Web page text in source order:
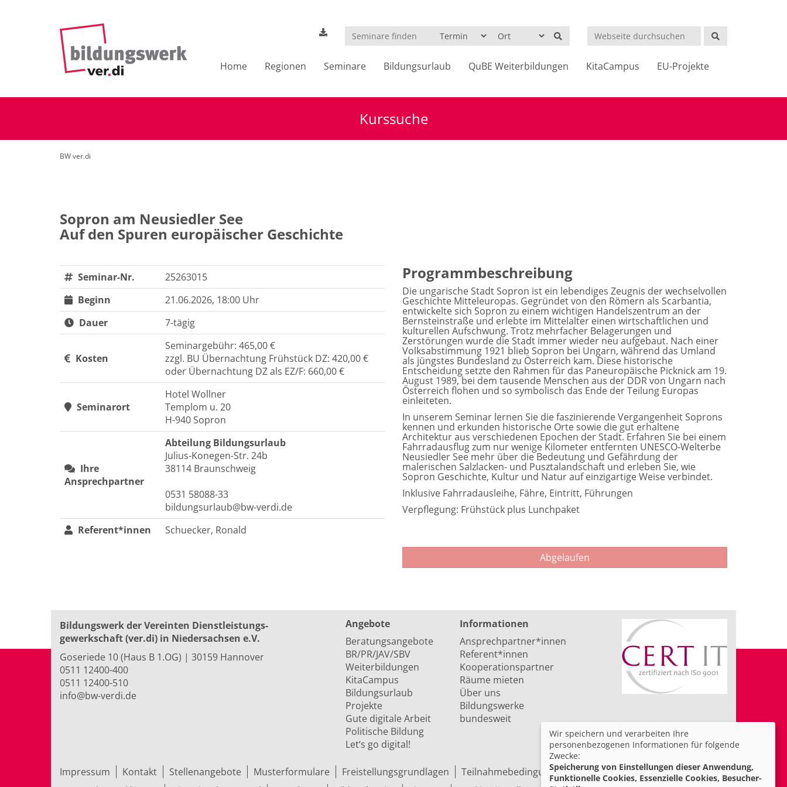
Suchen
Home Regionen Seminare Bildungsurlaub QuBE Weiterbildungen KitaCampus EU-Projekte
Kurssuche
BW ver.di
Sopron am Neusiedler See
Auf den Spuren europäischer Geschichte
Seminar-Nr.
25263015
Beginn
21.06.2026, 18:00 Uhr
Dauer
7-tägig
Kosten
Seminargebühr: 465,00 €
zzgl. BU Übernachtung Frühstück DZ: 420,00 €
oder Übernachtung DZ als EZ/F: 660,00 €
Seminarort
Hotel Wollner
Templom u. 20
H-940 Sopron
Ihre
Ansprechpartner
Abteilung Bildungsurlaub
Julius-Konegen-Str. 24b
38114 Braunschweig
0531 58088-33
bildungsurlaub@bw-verdi.de
Referent*innen
Schuecker, Ronald
Programmbeschreibung
Die ungarische Stadt Sopron ist ein lebendiges Zeugnis der wechselvollen
Geschichte Mitteleuropas. Gegründet von den Römern als Scarbantia,
entwickelte sich Sopron zu einem wichtigen Handelszentrum an der
Bernsteinstraße und erlebte im Mittelalter einen wirtschaftlichen und
kulturellen Aufschwung. Trotz mehrfacher Belagerungen und
Zerstörungen wurde die Stadt immer wieder neu aufgebaut. Nach einer
Volksabstimmung 1921 blieb Sopron bei Ungarn, während das Umland
als jüngstes Bundesland zu Österreich kam. Diese historische
Entscheidung setzte den Rahmen für das Paneuropäische Picknick am 19.
August 1989, bei dem tausende Menschen aus der DDR von Ungarn nach
Österreich flohen und so symbolisch das Ende der Teilung Europas
einleiteten.
In unserem Seminar lernen Sie die faszinierende Vergangenheit Soprons
kennen und erkunden historische Orte sowie die gut erhaltene
Architektur aus verschiedenen Epochen der Stadt. Erfahren Sie bei einem
Fahrradausflug zum nur wenige Kilometer entfernten UNESCO-Welterbe
Neusiedler See mehr über die Bedeutung und Gefährdung der
malerischen Salzlacken- und Pusztalandschaft und erleben Sie, wie
Sopron Geschichte, Kultur und Natur auf einzigartige Weise verbindet.
Inklusive Fahrradausleihe, Fähre, Eintritt, Führungen
Verpflegung: Frühstück plus Lunchpaket
Abgelaufen
Bildungswerk der Vereinten Dienst­leis­tungs­
ge­werk­schaft (ver.di) in Niedersachsen e.V.
Goseriede 10 (Haus B 1.OG) | 30159 Hannover
0511 12400-400
0511 12400-510
info@bw-verdi.de
Angebote
Beratungsangebote
BR/PR/JAV/SBV
Weiterbildungen
KitaCampus
Bildungsurlaub
Projekte
Gute digitale Arbeit
Politische Bildung
Let‘s go digital!
Informationen
Ansprechpartner*innen
Referent*innen
Kooperationspartner
Räume mieten
Über uns
Bildungswerke
bundesweit
Impressum Kontakt Stellenangebote Musterformulare Freistellungsgrundlagen Teilnahmebedingungen
Barrierefreiheit
Wir speichern und verarbeiten Ihre
personenbezogenen Informationen für folgende
Zwecke:
Speicherung von Einstellungen dieser Anwendung,
Funktionelle Cookies, Essenzielle Cookies, Besucher-